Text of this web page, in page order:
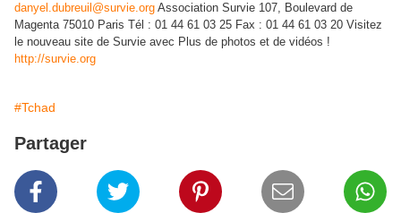
danyel.dubreuil@survie.org Association Survie 107, Boulevard de
Magenta 75010 Paris Tél : 01 44 61 03 25 Fax : 01 44 61 03 20 Visitez
le nouveau site de Survie avec Plus de photos et de vidéos !
http://survie.org
#Tchad
Partager